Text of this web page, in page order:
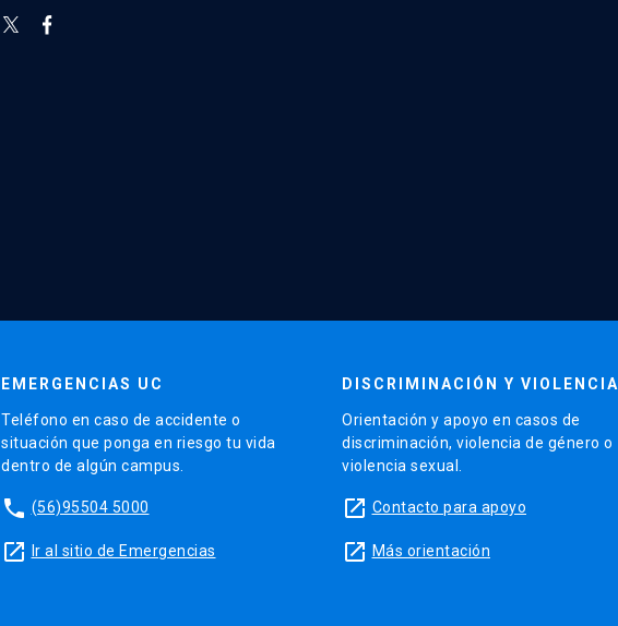
EMERGENCIAS UC
Teléfono en caso de accidente o
situación que ponga en riesgo tu vida
dentro de algún campus.
phone (56)95504 5000
launch Ir al sitio de Emergencias
DISCRIMINACIÓN Y VIOLENCIA
Orientación y apoyo en casos de
discriminación, violencia de género o
violencia sexual.
launch Contacto para apoyo
launch Más orientación